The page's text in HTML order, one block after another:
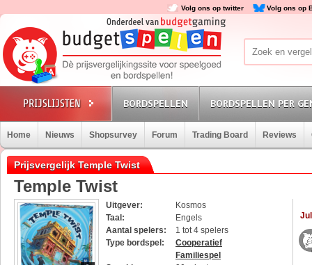
Volg ons op twitter Volg ons op
BORDSPELLEN BORDSPELLEN PER
Home Nieuws Shopsurvey Forum Trading Board Reviews
Prijsvergelijk Temple Twist
Temple Twist
Uitgever:
Kosmos
Taal:
Engels
Aantal spelers:
1 tot 4 spelers
Type bordspel:
Cooperatief
Familiespel